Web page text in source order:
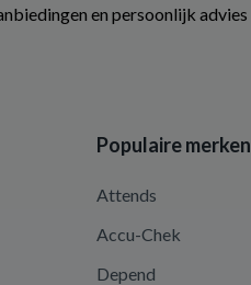
en persoonlijk advies
Populaire merken
Attends
Accu-Chek
Depend